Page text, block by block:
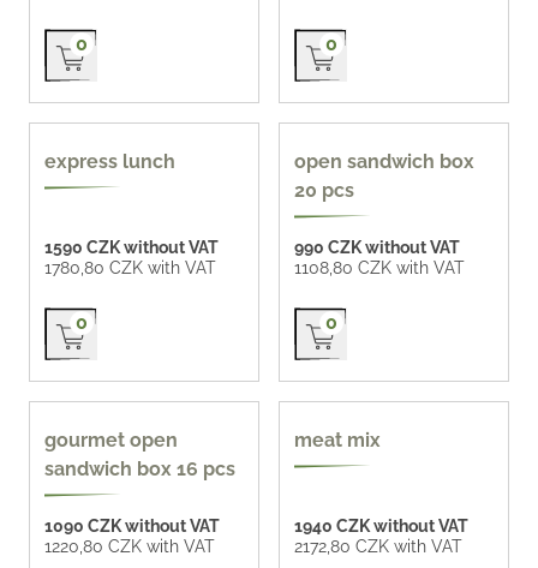
Přidat do košíku
0 Přidat do košíku
0
express lunch
1590 CZK without VAT
1780,80 CZK with VAT
Přidat do košíku
0
55 CZK / pc
open sandwich box
20 pcs
990 CZK without VAT
1108,80 CZK with VAT
Přidat do košíku
0
gourmet open
sandwich box 16 pcs
1090 CZK without VAT
1220,80 CZK with VAT
meat mix
1940 CZK without VAT
2172,80 CZK with VAT